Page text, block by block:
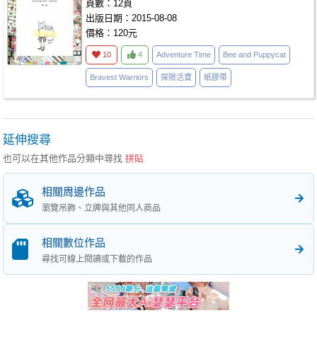
頁數：12頁
出版日期：2015-08-08
價格：120元
10 4 Adventure Time Bee and Puppycat
Bravest Warriors 探險活寶 紙膠帶
延伸搜尋
也可以在其他作品分類中尋找拼貼
相關周邊作品
瀏覽吊飾、立牌與其他同人商品
相關數位作品
尋找可線上閱讀或下載的作品